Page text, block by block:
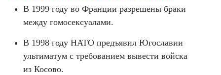
В 1999 году во Франции разрешены браки
между гомосексуалами.
В 1998 году НАТО предъявил Югославии
ультиматум с требованием вывести войска
из Косово.